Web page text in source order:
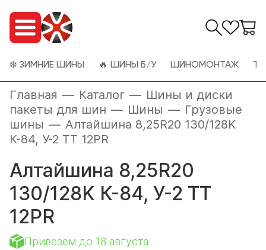
❄️ ЗИМНИЕ ШИНЫ 🔥 ШИНЫ Б/У ШИНОМОНТАЖ
Главная — Каталог — Шины и диски
пакеты для шин — Шины — Грузовые
шины — Алтайшина 8,25R20 130/128K
К-84, У-2 TT 12PR
Алтайшина 8,25R20
130/128K К-84, У-2 TT
12PR
Привезем до 18 августа